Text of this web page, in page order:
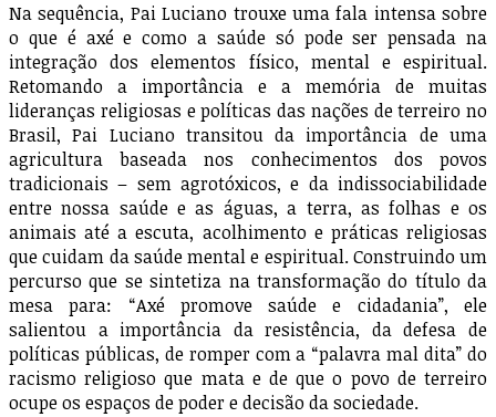
Na sequência, Pai Luciano trouxe uma fala intensa sobre
o que é axé e como a saúde só pode ser pensada na
integração dos elementos físico, mental e espiritual.
Retomando a importância e a memória de muitas
lideranças religiosas e políticas das nações de terreiro no
Brasil, Pai Luciano transitou da importância de uma
agricultura baseada nos conhecimentos dos povos
tradicionais – sem agrotóxicos, e da indissociabilidade
entre nossa saúde e as águas, a terra, as folhas e os
animais até a escuta, acolhimento e práticas religiosas
que cuidam da saúde mental e espiritual. Construindo um
percurso que se sintetiza na transformação do título da
mesa para: “Axé promove saúde e cidadania”, ele
salientou a importância da resistência, da defesa de
políticas públicas, de romper com a “palavra mal dita” do
racismo religioso que mata e de que o povo de terreiro
ocupe os espaços de poder e decisão da sociedade.